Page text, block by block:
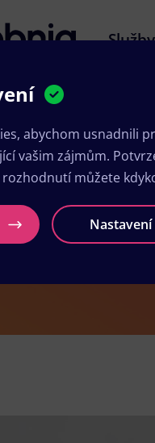
Služby
ve Františkových
abychom usnadnili
vašim zájmům.
rozhodnutí můžete
Nastavení